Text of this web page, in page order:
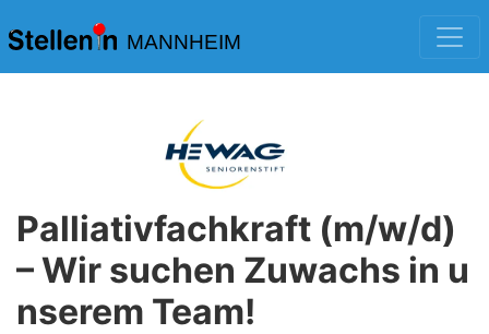
MANNHEIM
Palliativfachkraft (m/w/d)
– Wir suchen Zuwachs in u
nserem Team!